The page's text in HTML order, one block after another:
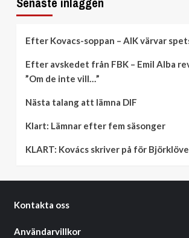
Efter Kovacs-soppan – AIK värvar
Efter avskedet från FBK – Emil Alba
”Om de inte vill…”
Nästa talang att lämna DIF
Klart: Lämnar efter fem säsonger
KLART: Kovács skriver på för
Kontakta oss
Användarvillkor